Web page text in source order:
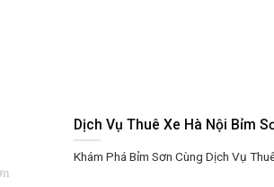
Dịch Vụ Thuê Xe Hà Nội Bỉm
Khám Phá Bỉm Sơn Cùng Dịch Vụ